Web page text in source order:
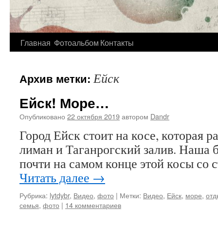
Перейти
содержимому
Главная Фотоальбом Контакты
Архив метки:Ейск
Ейск! Море…
Опубликовано 22 октября 2019автором Dandr
Город Ейск стоит на косе, которая
лиман и Таганрогский залив. Наша
почти на самом конце этой косы со
Читать далее →
Рубрика: lytdybr, Видео, фото | Метки: Видео, Ейск, море,
семья, фото | 14 комментариев